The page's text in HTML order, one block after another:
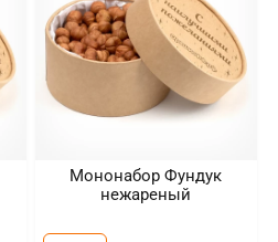
Мононабор Фундук
нежареный